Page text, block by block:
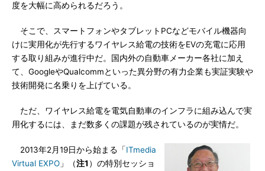
度を大幅に高められるだろう。
そこで、スマートフォンやタブレットPCなどモバイル機器向
けに実用化が先行するワイヤレス給電の技術をEVの充電に応用
する取り組みが進行中だ。国内外の自動車メーカー各社に加え
て、GoogleやQualcommといった異分野の有力企業も実証実験や
技術開発に名乗りを上げている。
ただ、ワイヤレス給電を電気自動車のインフラに組み込んで実
用化するには、まだ数多くの課題が残されているのが実情だ。
2013年2月19日から始まる「ITmedia
Virtual EXPO 」（注1 ）の特別セッショ